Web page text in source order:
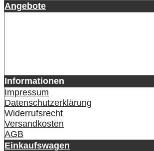
Angebote
Informationen
Impressum
Datenschutzerklärung
Widerrufsrecht
Versandkosten
AGB
Einkaufswagen